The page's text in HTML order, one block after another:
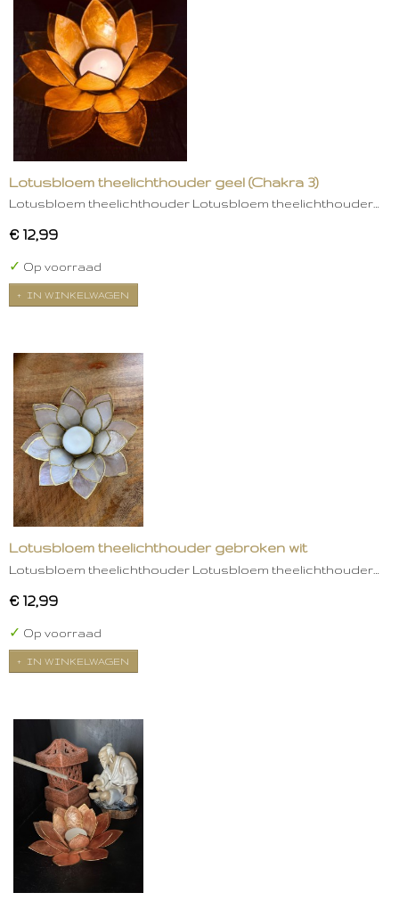
Lotusbloem theelichthouder geel (Chakra 3)
Lotusbloem theelichthouder Lotusbloem theelichthouder…
€ 12,99
✓ Op voorraad
IN WINKELWAGEN
Lotusbloem theelichthouder gebroken wit
Lotusbloem theelichthouder Lotusbloem theelichthouder…
€ 12,99
✓ Op voorraad
IN WINKELWAGEN